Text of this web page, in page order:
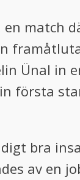
match
Ünal in
första
bra
av en